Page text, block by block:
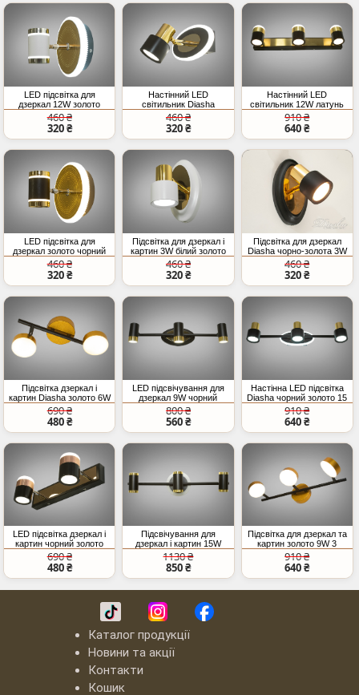
LED підсвітка для
дзеркал 12W золото
білий
460 ₴
320 ₴
Настінний LED
світильник Diasha
чорний золото 9W
460 ₴
320 ₴
Настінний LED
світильник 12W латунь
для картин
910 ₴
640 ₴
LED підсвітка для
дзеркал золото чорний
12W CCT
460 ₴
320 ₴
Підсвітка для дзеркал і
картин 3W білий золото
460 ₴
320 ₴
Підсвітка для дзеркал
Diasha чорно-золота 3W
LED
460 ₴
320 ₴
Підсвітка дзеркал і
картин Diasha золото 6W
690 ₴
480 ₴
LED підсвічування для
дзеркал 9W чорний
золото
800 ₴
560 ₴
Настінна LED підсвітка
Diasha чорний золото 15
Вт
910 ₴
640 ₴
LED підсвітка дзеркал і
картин чорний золото
8W
690 ₴
480 ₴
Підсвічування для
дзеркал і картин 15W
1130 ₴
850 ₴
Підсвітка для дзеркал та
картин золото 9W 3
модулі
910 ₴
640 ₴
Каталог продукції
Новини та акції
Контакти
Кошик